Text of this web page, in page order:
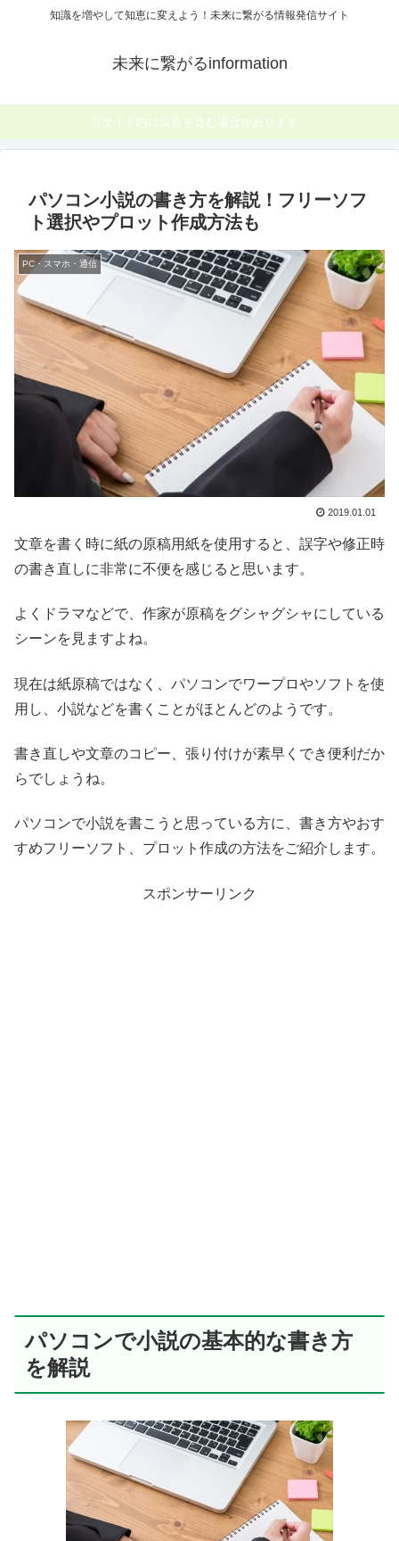
知識を増やして知恵に変えよう！未来に繋がる情報発信サイト
未来に繋がるinformation
当サイト内に広告を含む場合があります。
パソコン小説の書き方を解説！フリーソフ
ト選択やプロット作成方法も
PC・スマホ・通信
2019.01.01
文章を書く時に紙の原稿用紙を使用すると、誤字や修正時
の書き直しに非常に不便を感じると思います。
よくドラマなどで、作家が原稿をグシャグシャにしている
シーンを見ますよね。
現在は紙原稿ではなく、パソコンでワープロやソフトを使
用し、小説などを書くことがほとんどのようです。
書き直しや文章のコピー、張り付けが素早くでき便利だか
らでしょうね。
パソコンで小説を書こうと思っている方に、書き方やおす
すめフリーソフト、プロット作成の方法をご紹介します。
スポンサーリンク
パソコンで小説の基本的な書き方
を解説